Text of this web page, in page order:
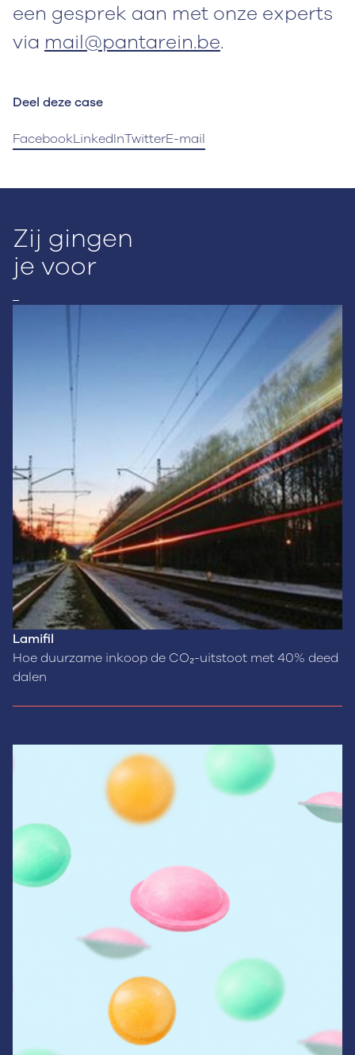
een gesprek aan met onze experts
via mail@pantarein.be.
Deel deze case
FacebookLinkedInTwitterE-mail
Zij gingen
je voor
Lamifil
Hoe duurzame inkoop de CO₂-uitstoot met 40% deed
dalen